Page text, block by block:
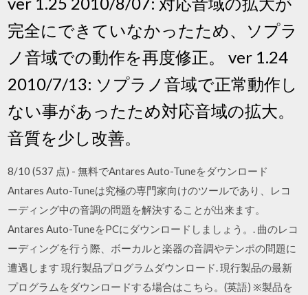
完全にできていなかったため、ソプラ
ノ音域での動作を再度修正。 ver 1.24
2010/7/13: ソプラノ音域で正常動作し
ない事があったため対応音域の拡大。
音質を少し改善。
8/10 (537 点) - 無料でAntares Auto-Tuneをダウンロード
Antares Auto-Tuneは究極の専門家向けのツールであり、レコ
ーディング中の音調の問題を解決することが出来ます。
Antares Auto-TuneをPCにダウンロードしましょう。. 曲のレコ
ーディングを行う際、ボーカルと楽器の音調やテンポの問題に
遭遇します 現行製品プログラムダウンロード. 現行製品の最新
プログラムをダウンロードする場合はこちら。(英語) ※製品を